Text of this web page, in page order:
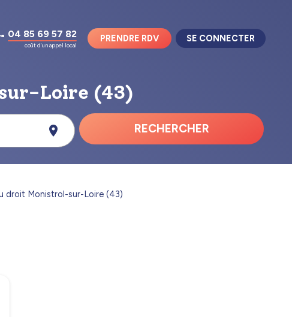
04 85 69 57 82
coût d'un appel local
PRENDRE RDV SE CONNECTER
Loire (43)
RECHERCHER
droit Monistrol-sur-Loire (43)